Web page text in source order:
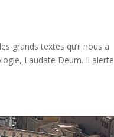
grands textes qu’il nous a
Laudate Deum. Il alerte